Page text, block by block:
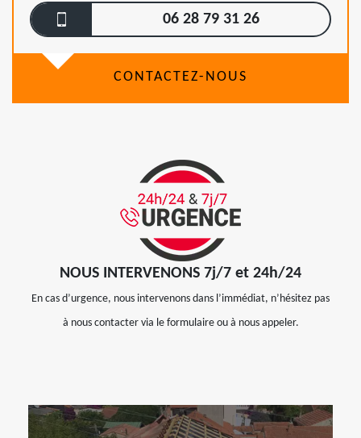
06 28 79 31 26
CONTACTEZ-NOUS
NOUS INTERVENONS 7j/7 et 24h/24
En cas d’urgence, nous intervenons dans l’immédiat, n’hésitez pas
à nous contacter via le formulaire ou à nous appeler.